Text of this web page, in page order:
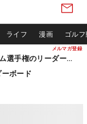
メルマガ登録
ライフ 漫画 ゴル
松山英樹ら出場 ウィンダム選手権のリーダーボード
ボード